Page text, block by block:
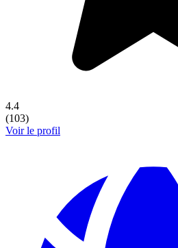
4.4
(103)
Voir le profil